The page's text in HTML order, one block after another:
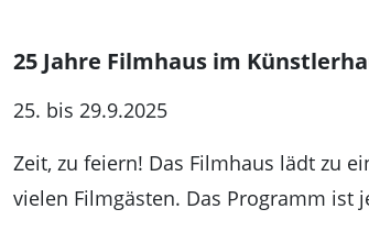
25 Jahre Filmhaus im
25. bis 29.9.2025
Zeit, zu feiern! Das Filmhaus lädt zu
vielen Filmgästen. Das Programm ist